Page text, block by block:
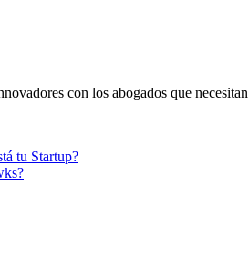
con los abogados que necesitan
tu Startup?